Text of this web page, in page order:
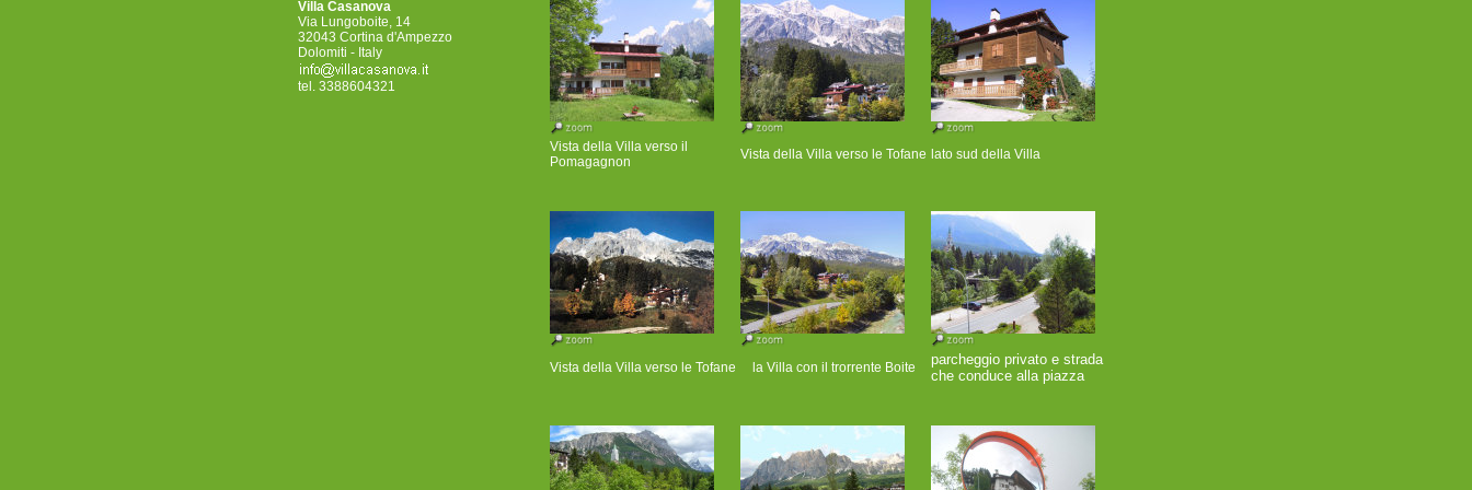
Villa Casanova
Via Lungoboite, 14
32043 Cortina d'Ampezzo
Dolomiti - Italy
tel. 3388604321
Vista della Villa verso il
Pomagagnon
Vista della Villa verso le Tofane lato sud della Villa
Vista della Villa verso le Tofane la Villa con il trorrente Boite
parcheggio privato e strada
che conduce alla piazza